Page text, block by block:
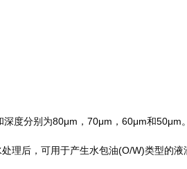
度分别为80μm，70μm，60μm和50μm。
理后，可用于产生水包油(O/W)类型的液